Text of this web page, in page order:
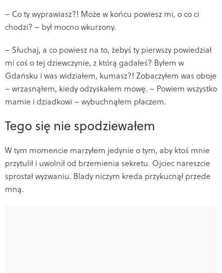
– Co ty wyprawiasz?! Może w końcu powiesz mi, o co ci
chodzi? – był mocno wkurzony.
– Słuchaj, a co powiesz na to, żebyś ty pierwszy powiedział
mi coś o tej dziewczynie, z którą gadałeś? Byłem w
Gdańsku i was widziałem, kumasz?! Zobaczyłem was oboje
– wrzasnąłem, kiedy odzyskałem mowę. – Powiem wszystko
mamie i dziadkowi – wybuchnąłem płaczem.
Tego się nie spodziewałem
W tym momencie marzyłem jedynie o tym, aby ktoś mnie
przytulił i uwolnił od brzemienia sekretu. Ojciec nareszcie
sprostał wyzwaniu. Blady niczym kreda przykucnął przede
mną.